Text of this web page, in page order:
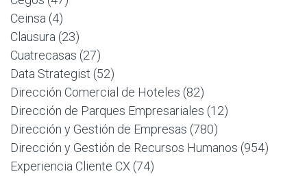
Ceinsa (4)
Clausura (23)
Cuatrecasas (27)
Data Strategist (52)
Dirección Comercial de Hoteles (82)
Dirección de Parques Empresariales (12)
Dirección y Gestión de Empresas (780)
Dirección y Gestión de Recursos Humanos (954)
Experiencia Cliente CX (74)